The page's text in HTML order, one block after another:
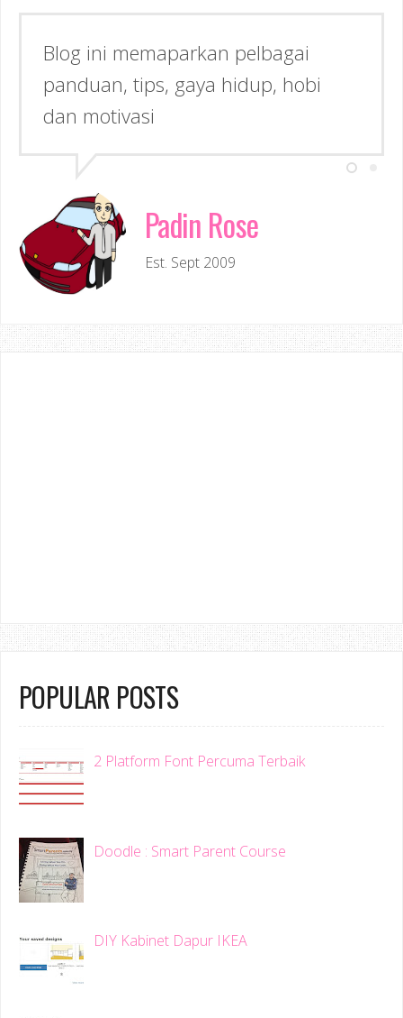
Blog ini memaparkan pelbagai
panduan, tips, gaya hidup, hobi
dan motivasi
Semoga dapat memberi Manfaat &
Inspirasi kepada anda!
Padin Rose
Est. Sept 2009
POPULAR POSTS
2 Platform Font Percuma Terbaik
Doodle : Smart Parent Course
DIY Kabinet Dapur IKEA